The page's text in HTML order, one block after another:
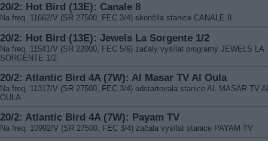
20/2: Hot Bird (13E): Canale 8
Na freq. 11662/V (SR 27500, FEC 3/4) skončila stanice CANALE 8
20/2: Hot Bird (13E): Jewels La Sorgente 1/2
Na freq. 11541/V (SR 22000, FEC 5/6) začaly vysílat programy JEWELS LA
SORGENTE 1/2
20/2: Atlantic Bird 4A (7W): Al Masar TV Al Oula
Na freq. 11317/V (SR 27500, FEC 3/4) odstartovala stanice AL MASAR TV
OULA
20/2: Atlantic Bird 4A (7W): Payam TV
Na freq. 10992/V (SR 27500, FEC 3/4) začala vysílat stanice PAYAM TV